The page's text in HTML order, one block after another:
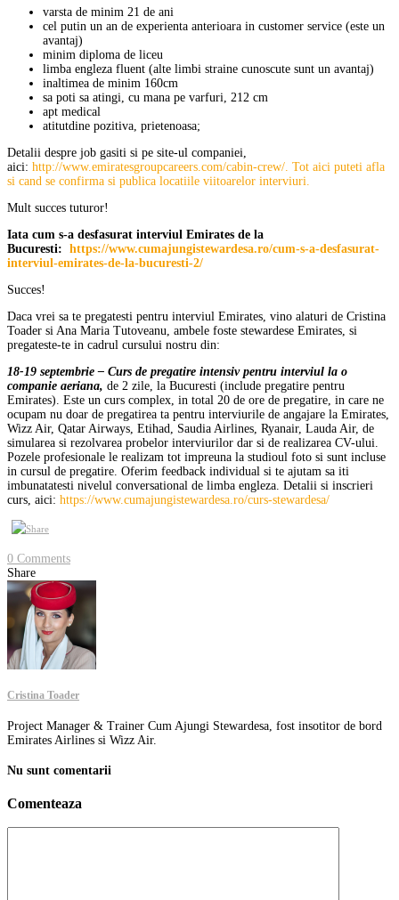
varsta de minim 21 de ani
cel putin un an de experienta anterioara in customer service (este un
avantaj)
minim diploma de liceu
limba engleza fluent (alte limbi straine cunoscute sunt un avantaj)
inaltimea de minim 160cm
sa poti sa atingi, cu mana pe varfuri, 212 cm
apt medical
atitutdine pozitiva, prietenoasa;
Detalii despre job gasiti si pe site-ul companiei,
aici: http://www.emiratesgroupcareers.com/cabin-crew/. Tot aici puteti afla
si cand se confirma si publica locatiile viitoarelor interviuri.
Mult succes tuturor!
Iata cum s-a desfasurat interviul Emirates de la
Bucuresti: https://www.cumajungistewardesa.ro/cum-s-a-desfasurat-
interviul-emirates-de-la-bucuresti-2/
Succes!
Daca vrei sa te pregatesti pentru interviul Emirates, vino alaturi de Cristina
Toader si Ana Maria Tutoveanu, ambele foste stewardese Emirates, si
pregateste-te in cadrul cursului nostru din:
18-19 septembrie – Curs de pregatire intensiv pentru interviul la o
companie aeriana, de 2 zile, la Bucuresti (include pregatire pentru
Emirates). Este un curs complex, in total 20 de ore de pregatire, in care ne
ocupam nu doar de pregatirea ta pentru interviurile de angajare la Emirates,
Wizz Air, Qatar Airways, Etihad, Saudia Airlines, Ryanair, Lauda Air, de
simularea si rezolvarea probelor interviurilor dar si de realizarea CV-ului.
Pozele profesionale le realizam tot impreuna la studioul foto si sunt incluse
in cursul de pregatire. Oferim feedback individual si te ajutam sa iti
imbunatatesti nivelul conversational de limba engleza. Detalii si inscrieri
curs, aici: https://www.cumajungistewardesa.ro/curs-stewardesa/
0 Comments
Share
Cristina Toader
Project Manager & Trainer Cum Ajungi Stewardesa, fost insotitor de bord
Emirates Airlines si Wizz Air.
Nu sunt comentarii
Comenteaza